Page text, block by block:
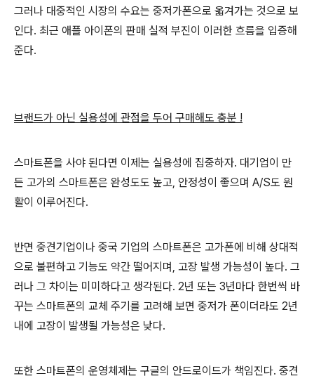
그러나 대중적인 시장의 수요는 중저가폰으로 옯겨가는 것으로 보
인다. 최근 애플 아이폰의 판매 실적 부진이 이러한 흐름을 입증해
준다.
브랜드가 아닌 실용성에 관점을 두어 구매해도 충분 !
스마트폰을 사야 된다면 이제는 실용성에 집중하자. 대기업이 만
든 고가의 스마트폰은 완성도도 높고, 안정성이 좋으며 A/S도 원
활이 이루어진다.
반면 중견기업이나 중국 기업의 스마트폰은 고가폰에 비해 상대적
으로 불편하고 기능도 약간 떨어지며, 고장 발생 가능성이 높다. 그
러나 그 차이는 미미하다고 생각된다. 2년 또는 3년마다 한번씩 바
꾸는 스마트폰의 교체 주기를 고려해 보면 중저가 폰이더라도 2년
내에 고장이 발생될 가능성은 낮다.
또한 스마트폰의 운영체제는 구글의 안드로이드가 책임진다. 중견